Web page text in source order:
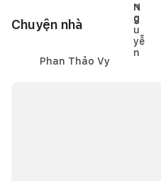
Chuyện nhà
Phan Thảo Vy